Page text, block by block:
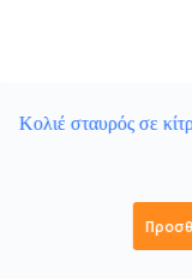
Κολιέ σταυρός σε